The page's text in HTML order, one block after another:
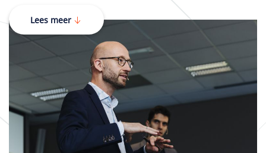
Lees meer